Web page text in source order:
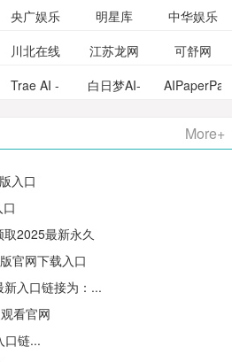
论坛 更多>>
央广娱乐
网,
明星库 中华娱乐
网更多>>
川北在线 江苏龙网
可舒网
更多>>
Trae AI -
境/深度集
成
Doubao-
1.5-pro与
白日梦AI-
- AI论文写
More+
入口
2025最新永久
官网下载入口
入口链接为：...
看官网
口链...